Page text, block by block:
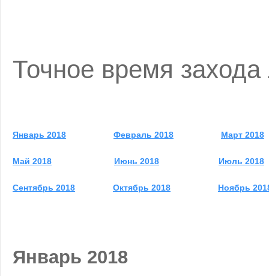
Точное время
Январь 2018 Февраль 2018 Март 2018
Май 2018 Июнь 2018 Июль 2018
Сентябрь 2018 Октябрь 2018 Ноябрь
Январь 2018